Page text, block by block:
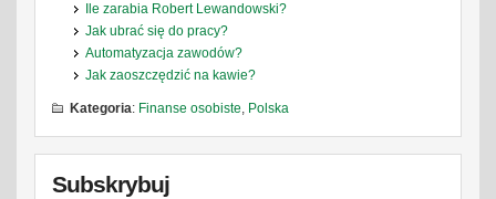
Ile zarabia Robert Lewandowski?
Jak ubrać się do pracy?
Automatyzacja zawodów?
Jak zaoszczędzić na kawie?
Kategoria: Finanse osobiste, Polska
Subskrybuj